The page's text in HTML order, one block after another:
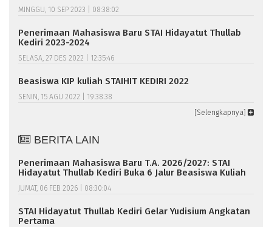
MINGGU, 10 SEP 2023 | 08:38:02
Penerimaan Mahasiswa Baru STAI Hidayatut Thullab
Kediri 2023-2024
SELASA, 27 DES 2022 | 12:35:46
Beasiswa KIP kuliah STAIHIT KEDIRI 2022
SENIN, 15 AGU 2022 | 19:38:38
[Selengkapnya]
BERITA LAIN
Penerimaan Mahasiswa Baru T.A. 2026/2027: STAI
Hidayatut Thullab Kediri Buka 6 Jalur Beasiswa Kuliah
JUMAT, 06 FEB 2026 | 08:30:04
STAI Hidayatut Thullab Kediri Gelar Yudisium Angkatan
Pertama